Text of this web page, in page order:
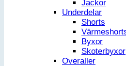
Jackor
Underdelar
Shorts
Byxor
Skoterbyxor
Overaller